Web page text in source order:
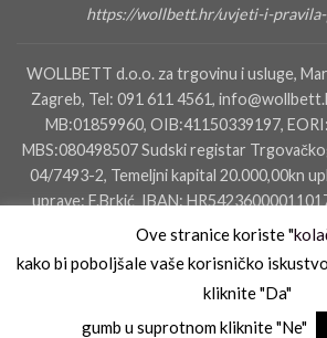
https://wollbett.hr/uvjeti-i-
WOLLBETT d.o.o. za trgovinu i usluge,
Zagreb, Tel: 091 611 4561,
MB:01859960, OIB:41150339197,
MBS:080498507 Sudski registar
04/7493-2, Temeljni kapital 20.000,00kn
uprave: F.Brkić IBAN:
banka dd, SWIFT: ZABAHR2X IBAN:
KONTAKTIRAJTE NAS SALON ZAGREB
Ove stranice koriste "
kako bi poboljšale vaše korisničko
kliknite "Da"
gumb u suprotnom kliknite "Ne"